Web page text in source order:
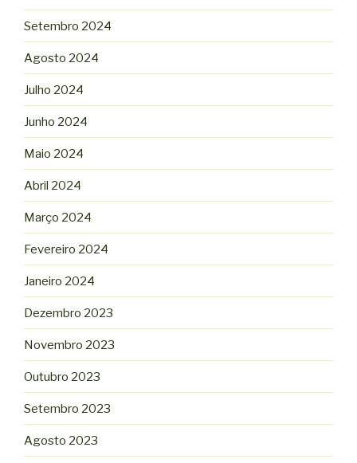
Setembro 2024
Agosto 2024
Julho 2024
Junho 2024
Maio 2024
Abril 2024
Março 2024
Fevereiro 2024
Janeiro 2024
Dezembro 2023
Novembro 2023
Outubro 2023
Setembro 2023
Agosto 2023